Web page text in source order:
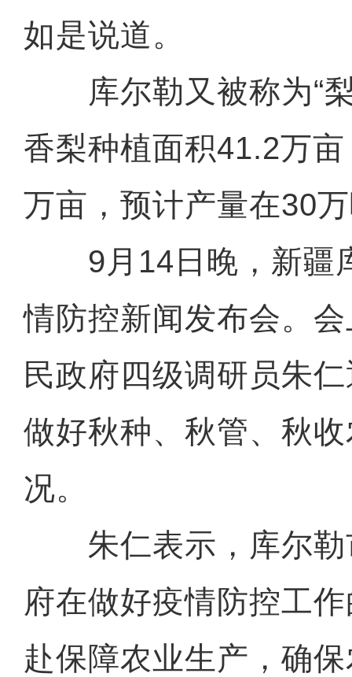
如是说道。
库尔勒又被称为“梨
香梨种植面积41.2万
万亩，预计产量在30
9月14日晚，新疆
情防控新闻发布会。
民政府四级调研员朱
做好秋种、秋管、秋
况。
朱仁表示，库尔勒
府在做好疫情防控工
赴保障农业生产，确